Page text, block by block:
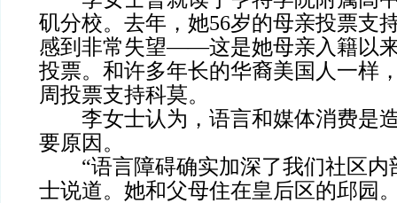
矶分校。去年，她56岁的母亲投票支
感到非常失望——这是她母亲入籍以
投票。和许多年长的华裔美国人一样
周投票支持科莫。
李女士认为，语言和媒体消费是
要原因。
“语言障碍确实加深了我们社区内
士说道。她和父母住在皇后区的邱园